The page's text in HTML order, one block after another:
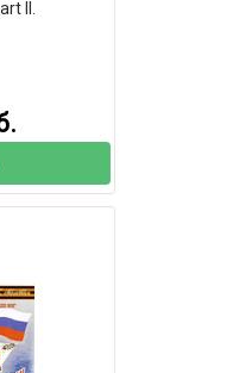
II.